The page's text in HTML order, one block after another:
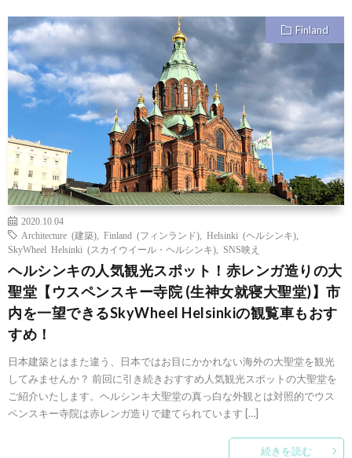
Finland
2020.10.04
Architecture (建築)
Finland (フィンランド) Helsinki (ヘルシンキ)
SkyWheel Helsinki (スカイウイール・ヘルシンキ)
SNS映え
ヘルシンキの人気観光スポット！赤レンガ造りの大
聖堂【ウスペンスキー寺院 (生神女就寝大聖堂)】市
内を一望できるSkyWheel Helsinkiの観覧車もおす
すめ！
日本建築とはまた違う、日本ではお目にかかれない海外の大聖堂を観光
してみませんか？ 前回に引き続きおすすめ人気観光スポットの大聖堂を
ご紹介いたします。ヘルシンキ大聖堂の真っ白な外観とは対照的でウス
ペンスキー寺院は赤レンガ造りで建てられています […]
続きを読む